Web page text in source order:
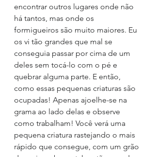
encontrar outros lugares onde não
há tantos, mas onde os
formigueiros são muito maiores. Eu
os vi tão grandes que mal se
conseguia passar por cima de um
deles sem tocá-lo com o pé e
quebrar alguma parte. E então,
como essas pequenas criaturas são
ocupadas! Apenas ajoelhe-se na
grama ao lado delas e observe
como trabalham! Você verá uma
pequena criatura rastejando o mais
rápido que consegue, com um grão